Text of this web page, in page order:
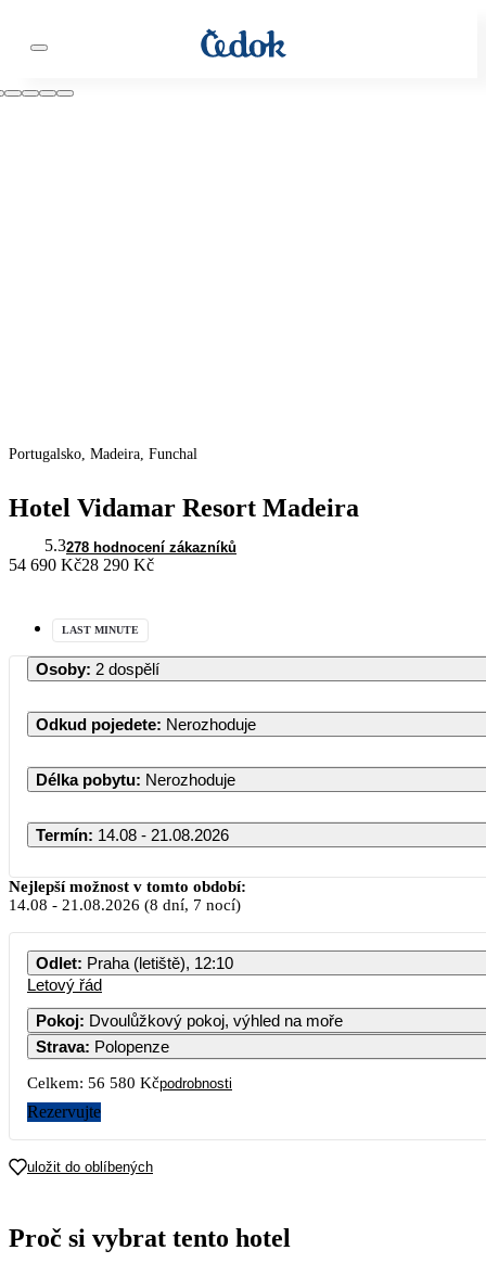
Portugalsko, Madeira, Funchal
Hotel Vidamar Resort Madeira
5.3278 hodnocení zákazníků
54 690 Kč28 290 Kč
LAST MINUTE
Osoby: 2 dospělí
Odkud pojedete: Nerozhoduje
Délka pobytu: Nerozhoduje
Termín: 14.08 - 21.08.2026
Nejlepší možnost v tomto období:
14.08 - 21.08.2026 (8 dní, 7 nocí)
Odlet: Praha (letiště), 12:10
Letový řád
Pokoj: Dvoulůžkový pokoj, výhled na moře
Strava: Polopenze
Celkem: 56 580 Kčpodrobnosti
Rezervujte
uložit do oblíbených
Proč si vybrat tento hotel